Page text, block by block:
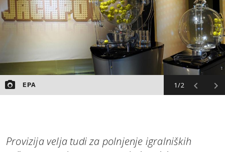
1/2
EPA
Provizija velja tudi za polnjenje igralniških